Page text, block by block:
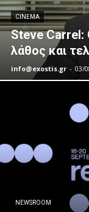
CINEMA
Steve Carrel:
λάθος και
info@exostis.gr - 03/
NEWSROOM